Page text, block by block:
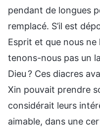
pendant de longues
remplacé. S’il est
Esprit et que nous
tenons-nous pas un
Dieu ? Ces diacres
Xin pouvait prendre
considérait leurs
aimable, dans une